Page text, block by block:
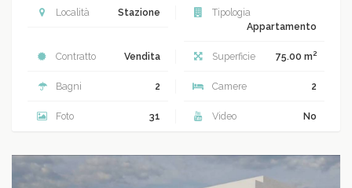
Località Stazione
Tipologia
Appartamento
Contratto Vendita Superficie 75.00 m2
Bagni 2 Camere 2
Foto 31 Video No